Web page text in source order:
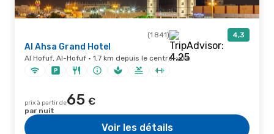
(1 841) 4,3
Al Ahsa Grand Hotel
Al Hofuf, Al-Hofuf · 1,7 km depuis le centre-ville
prix à partir de65 €
par nuit
Voir les détails